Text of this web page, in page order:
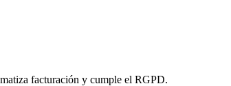
facturación y cumple el RGPD.